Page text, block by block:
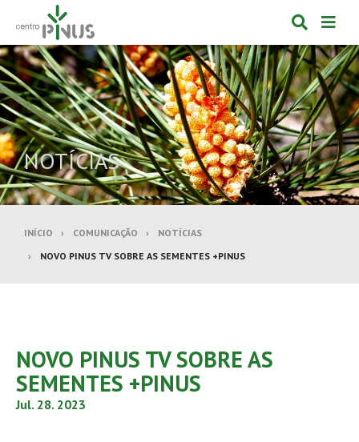
Alternar
de
de
NOTÍCIAS
INÍCIO COMUNICAÇÃO
NOTÍCIAS
NOVO PINUS TV SOBRE AS SEMENTES +PINUS
NOVO PINUS TV SOBRE AS
SEMENTES +PINUS
Jul. 28. 2023